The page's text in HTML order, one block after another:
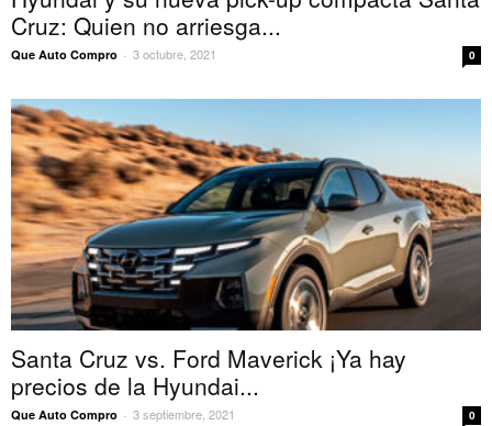
Cruz: Quien no arriesga...
Que Auto Compro - 3 octubre, 2021 0
Santa Cruz vs. Ford Maverick ¡Ya hay
precios de la Hyundai...
Que Auto Compro - 3 septiembre, 2021 0